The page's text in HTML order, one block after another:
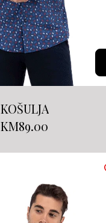
KOŠULJA
KM89.00